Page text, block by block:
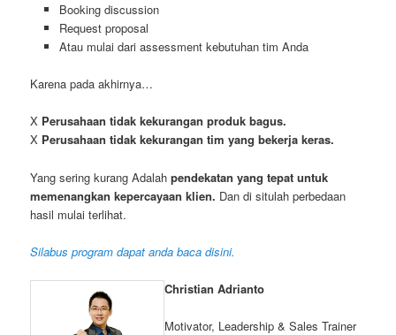
Booking discussion
Request proposal
Atau mulai dari assessment kebutuhan tim Anda
Karena pada akhirnya…
X Perusahaan tidak kekurangan produk bagus.
X Perusahaan tidak kekurangan tim yang bekerja keras.
Yang sering kurang Adalahpendekatan yang tepat untuk
memenangkan kepercayaan klien. Dan di situlah perbedaan
hasil mulai terlihat.
Silabus program dapat anda baca disini.
Christian Adrianto
Motivator, Leadership & Sales Trainer